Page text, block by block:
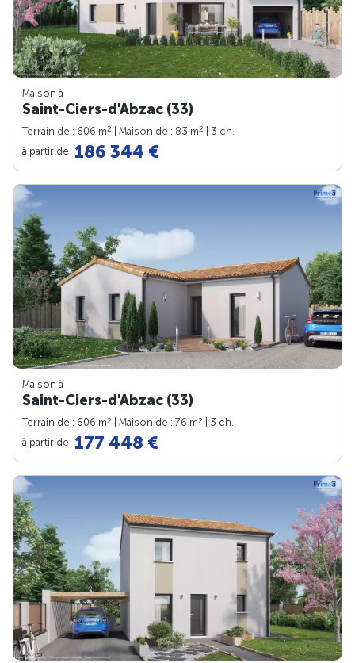
Maison à
Saint-Ciers-d'Abzac (33)
Terrain de : 606 m2 | Maison de : 83 m2
| 3 ch.
à partir de 186 344 €
Maison à
Saint-Ciers-d'Abzac (33)
Terrain de : 606 m2 | Maison de : 76 m2
| 3 ch.
à partir de 177 448 €